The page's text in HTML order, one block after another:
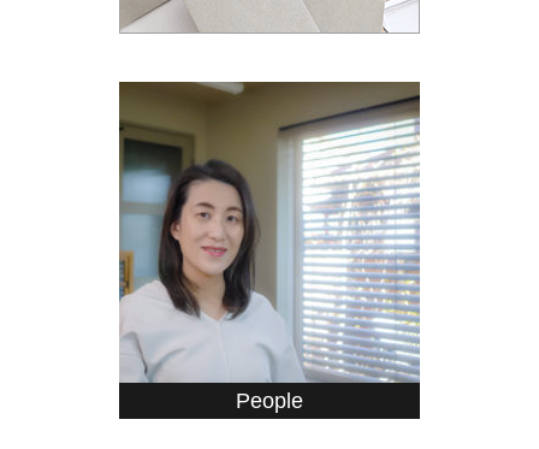
People